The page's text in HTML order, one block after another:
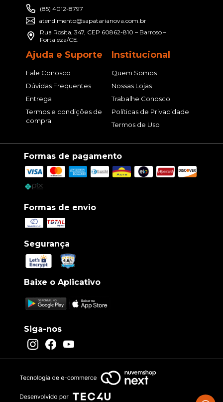
(85) 4012-8797
atendimento@sapatarianova.com.br
Rua Rosita, 347, CEP 60862-810 – Barroso –
Fortaleza/CE.
Ajuda e Suporte
Fale Conosco
Dúvidas Frequentes
Entrega
Termos e condições de
compra
Institucional
Quem Somos
Nossas Lojas
Trabalhe Conosco
Políticas de Privacidade
Termos de Uso
Formas de pagamento
Formas de envio
Segurança
Baixe o Aplicativo
Siga-nos